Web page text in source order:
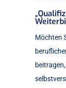
Möchten